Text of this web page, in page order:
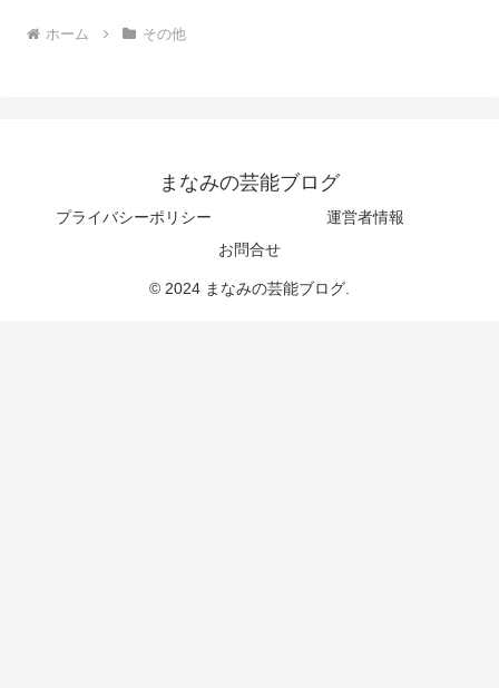
ホーム その他
まなみの芸能ブログ
プライバシーポリシー
運営者情報
お問合せ
© 2024 まなみの芸能ブログ.